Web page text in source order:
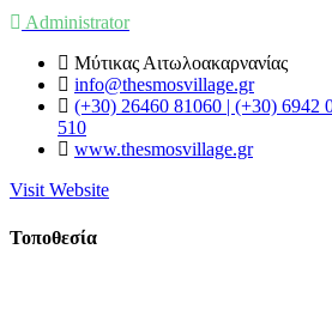
Administrator
Μύτικας Αιτωλοακαρνανίας
info@thesmosvillage.gr
(+30) 26460 81060 | (+30) 6942
510
www.thesmosvillage.gr
Visit Website
Τοποθεσία